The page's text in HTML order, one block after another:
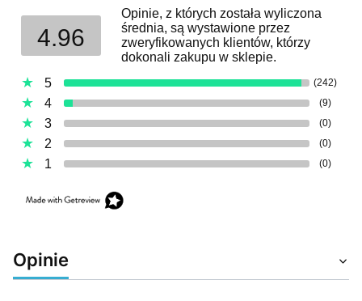
4.96
Opinie, z których została wyliczona
średnia, są wystawione przez
zweryfikowanych klientów, którzy
dokonali zakupu w sklepie.
5
(242)
4 (9)
3 (0)
2 (0)
1 (0)
Opinie